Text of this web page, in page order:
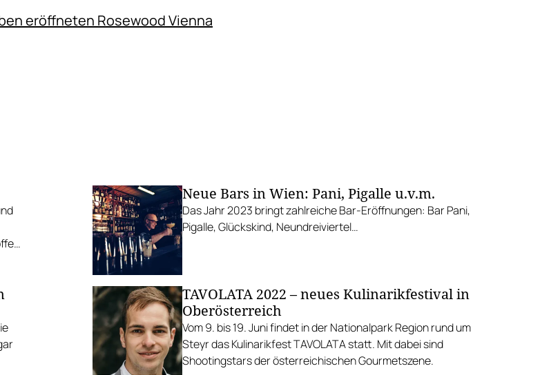
eröffneten Rosewood Vienna
Neue Bars in Wien: Pani, Pigalle u.v.m.
Das Jahr 2023 bringt zahlreiche Bar-Eröffnungen: Bar Pani,
Pigalle, Glückskind, Neundreiviertel…
TAVOLATA 2022 – neues Kulinarikfestival in
Oberösterreich
Vom 9. bis 19. Juni findet in der Nationalpark Region rund um
Steyr das Kulinarikfest TAVOLATA statt. Mit dabei sind
Shootingstars der österreichischen Gourmetszene.